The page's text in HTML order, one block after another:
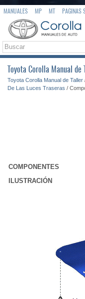
MANUALES MP MT PAGINAS
Toyota Corolla Manual de
Toyota Corolla Manual de Taller
De Las Luces Traseras /
COMPONENTES
ILUSTRACIÓN